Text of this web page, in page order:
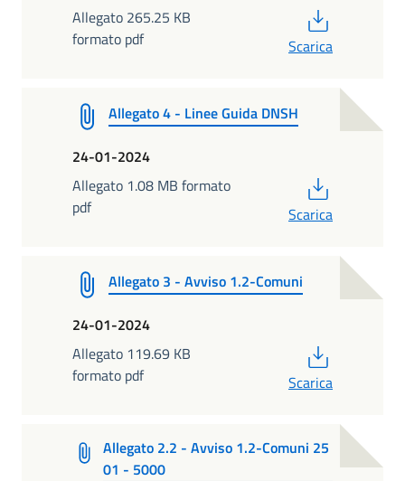
Allegato 265.25 KB
formato pdf
Scarica
Allegato 4 - Linee Guida DNSH
24-01-2024
Allegato 1.08 MB formato
pdf
Scarica
Allegato 3 - Avviso 1.2-Comuni
24-01-2024
Allegato 119.69 KB
formato pdf
Scarica
Allegato 2.2 - Avviso 1.2-Comuni 25
01 - 5000